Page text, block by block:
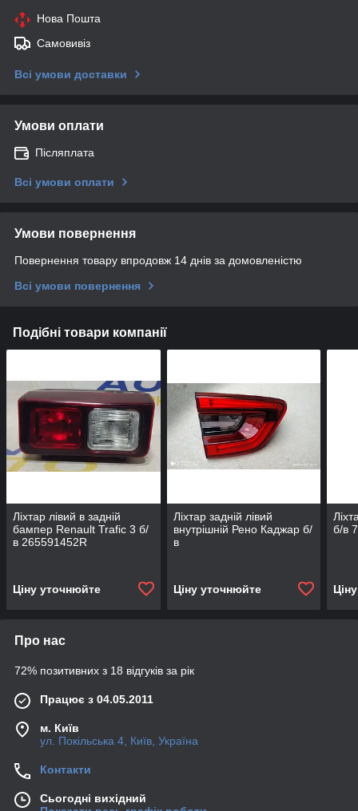
Нова Пошта
Самовивіз
Всі умови доставки
Умови оплати
Післяплата
Всі умови оплати
Умови повернення
Повернення товару впродовж 14 днів за домовленістю
Всі умови повернення
Подібні товари компанії
Ліхтар лівий в задній
бампер Renault Trafic 3 б/
в 265591452R
Ціну уточнюйте
Ліхтар задній лівий
внутрішній Рено Каджар б/
в
Ціну уточнюйте
б/в
Про нас
72% позитивних з 18 відгуків за рік
Працює з 04.05.2011
м. Київ
ул. Покільська 4, Київ, Україна
Контакти
Сьогодні вихідний